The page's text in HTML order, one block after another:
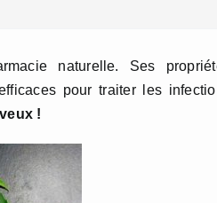
naturelle. Ses
pour traiter les
!